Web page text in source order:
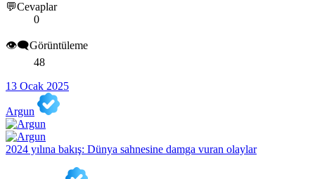
💬Cevaplar
0
👁️‍🗨️Görüntüleme
48
13 Ocak 2025
Argun
2024 yılına bakış: Dünya sahnesine damga vuran olaylar